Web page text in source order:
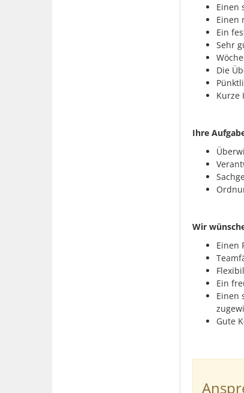
Einen
Einen
Ein
Sehr
Die
Kurze
Ihre
Wir
Einen
Ein
Einen
Gute